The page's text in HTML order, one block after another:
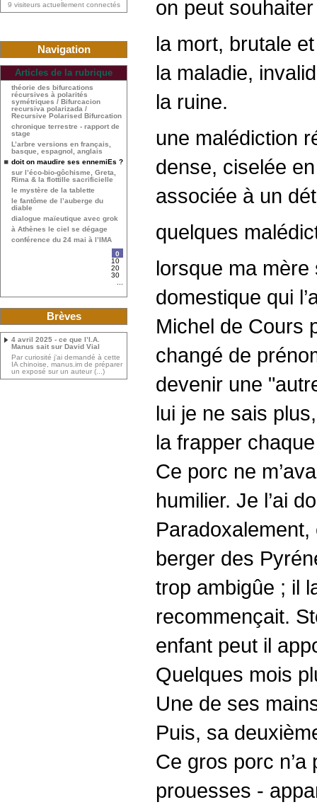
on peut
la mort, brutale
la maladie,
la ruine.
une malédiction
dense, ciselée
associée à un
quelques
lorsque ma mère
domestique qui
Michel de Cours
changé de
devenir une
lui je ne sais
la frapper
Ce porc ne
humilier. Je l’ai
Paradoxalement,
berger des
trop ambigûe ; il
recommençait.
enfant peut il
Quelques mois
Une de ses
Puis, sa
Ce gros porc
prouesses -
9 visiteurs actuellement connectés
Navigation
Articles de la rubrique
théorie des bifurcations
récursives à polarités
symétriques / Bifurcacion
recursiva polarizada /
Recursive Polarised Bifurcation
chronique terrestre - rapport de
stage
L’arbre versions en français,
basque, espagnol, anglais
doit on maudire ses ennemiEs ?
sur l’éco-bio-gôchisme, Greta,
Rima & la flottille sacrificielle
le mystère de la tablette
le fantôme de l’auberge du
diable
dialogue maïeutique avec grok
à Athènes le ciel se dégage
conférence du 24 mai à l’IMA
0
10
20
30
Brèves
4 avril 2025 - ce que l’I.A.
Manus sait sur David Vial
Par curiosité j’ai demandé à cette
IA chinoise, manus.im de préparer
un exposé sur un auteur (...)